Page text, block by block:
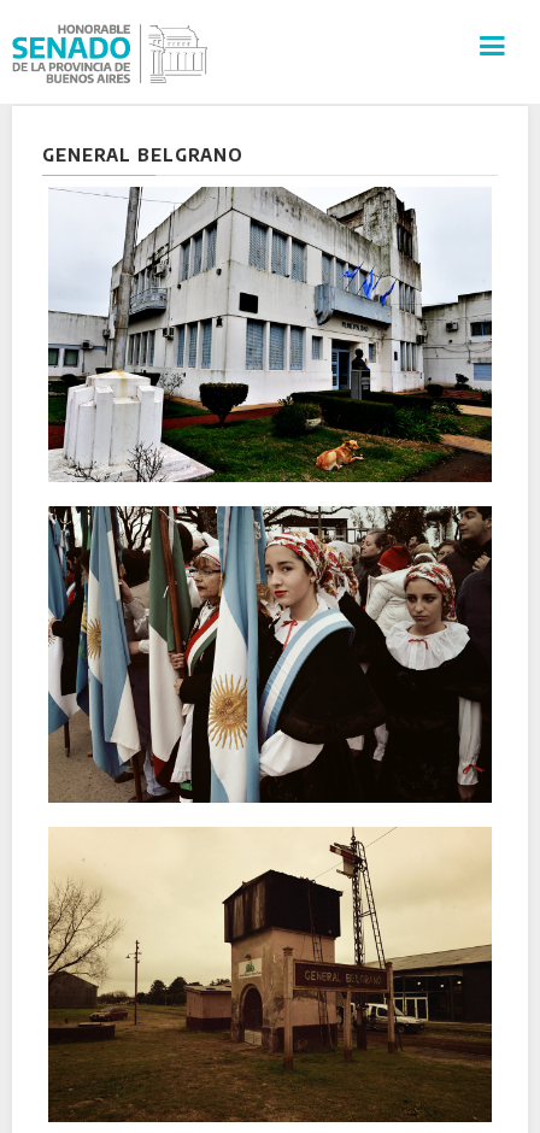
INSTITUCIÓN
SECRETARÍAS
PRENSA
CULTURA
VISITAS GUIADAS
CONTACTO
GENERAL BELGRANO